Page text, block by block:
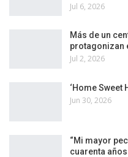
Jul 6, 2026
Más de un
protagonizan
Jul 2, 2026
‘Home Sweet
Jun 30, 2026
“Mi mayor
cuarenta